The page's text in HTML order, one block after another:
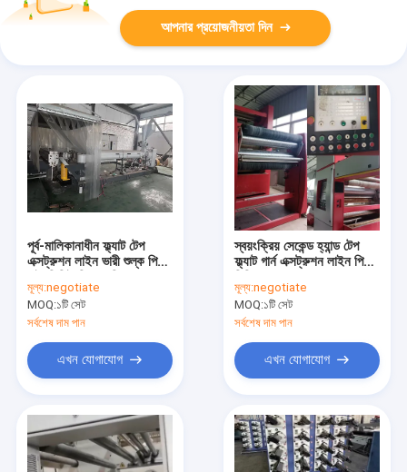
আপনার প্রয়োজনীয়তা দিন
পূর্ব-মালিকানাধীন ফ্ল্যাট টেপ
এক্সট্রুশন লাইন ভারী শুল্ক পিপি
মূল্য:negotiate
MOQ:১টি সেট
সর্বশেষ দাম পান
এখন যোগাযোগ
স্বয়ংক্রিয় সেকেন্ড হ্যান্ড টেপ
ফ্ল্যাট গার্ন এক্সট্রুশন লাইন পিই
মূল্য:negotiate
MOQ:১টি সেট
সর্বশেষ দাম পান
এখন যোগাযোগ